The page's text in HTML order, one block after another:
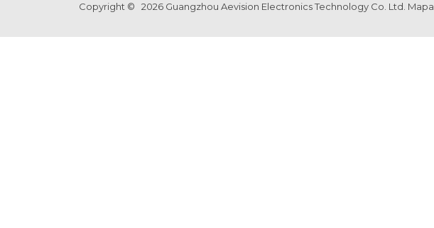
Copyright © 2026Guangzhou Aevision Electronics Technology Co. Ltd.